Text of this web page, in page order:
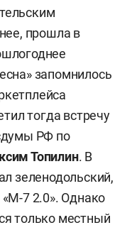
прошла в
запомнилось
тогда встречу
РФ по
Топилин. В
зеленодольский,
7 2.0». Однако
только местный